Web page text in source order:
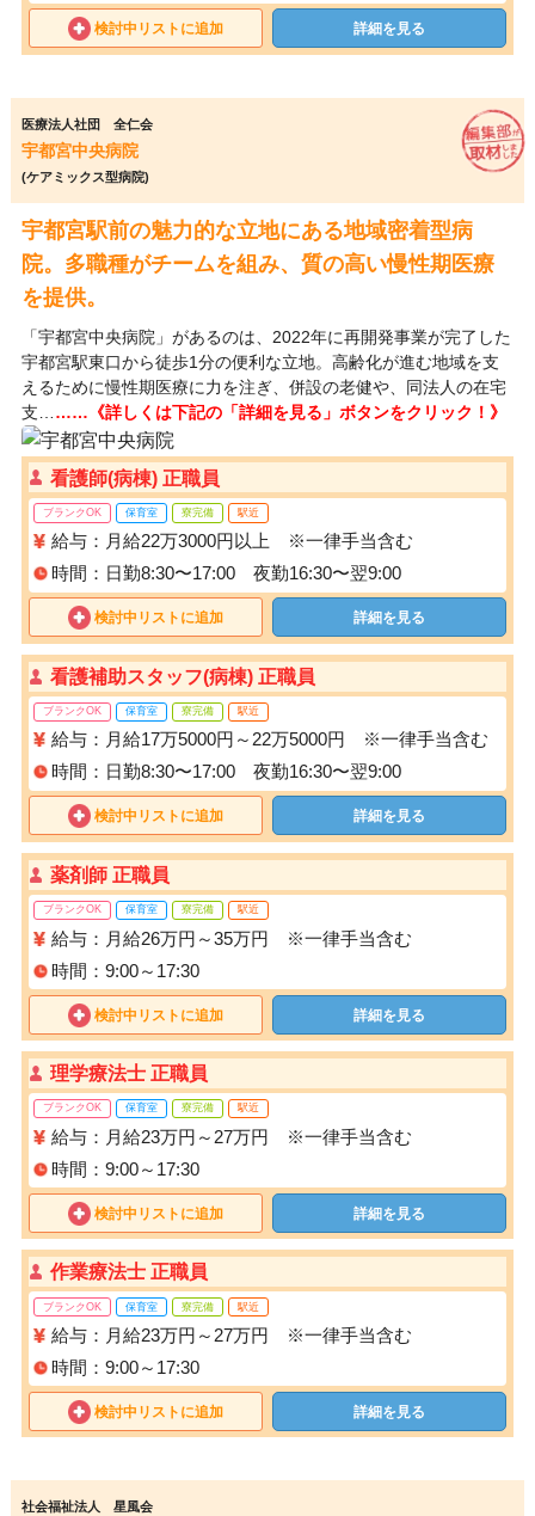
検討中リストに追加 詳細を見る
医療法人社団 全仁会
宇都宮中央病院
(ケアミックス型病院)
宇都宮駅前の魅力的な立地にある地域密着型病
院。多職種がチームを組み、質の高い慢性期医療
を提供。
「宇都宮中央病院」があるのは、2022年に再開発事業が完了した
宇都宮駅東口から徒歩1分の便利な立地。高齢化が進む地域を支
えるために慢性期医療に力を注ぎ、併設の老健や、同法人の在宅
支… ……《詳しくは下記の「詳細を見る」ボタンをクリック！》
看護師(病棟) 正職員
ブランクOK 保育室 寮完備 駅近
給与：月給22万3000円以上 ※一律手当含む
時間：日勤8:30〜17:00 夜勤16:30〜翌9:00
検討中リストに追加 詳細を見る
看護補助スタッフ(病棟) 正職員
ブランクOK 保育室 寮完備 駅近
給与：月給17万5000円～22万5000円 ※一律手当含む
時間：日勤8:30〜17:00 夜勤16:30〜翌9:00
検討中リストに追加 詳細を見る
薬剤師 正職員
ブランクOK 保育室 寮完備 駅近
給与：月給26万円～35万円 ※一律手当含む
時間：9:00～17:30
検討中リストに追加 詳細を見る
理学療法士 正職員
ブランクOK 保育室 寮完備 駅近
給与：月給23万円～27万円 ※一律手当含む
時間：9:00～17:30
検討中リストに追加 詳細を見る
作業療法士 正職員
ブランクOK 保育室 寮完備 駅近
給与：月給23万円～27万円 ※一律手当含む
時間：9:00～17:30
検討中リストに追加 詳細を見る
社会福祉法人 星風会